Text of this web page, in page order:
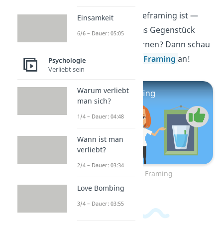
Jetzt weißt du, was Reframing ist —
aber du möchtest das Gegenstück
dazu noch kennenlernen? Dann schau
dir unser Video zum Framing an!
Zum Video: Framing
Einsamkeit
6/6 – Dauer: 05:05
Psychologie
Verliebt sein
Warum verliebt
man sich?
1/4 – Dauer: 04:48
Wann ist man
verliebt?
2/4 – Dauer: 03:34
Love Bombing
3/4 – Dauer: 03:55